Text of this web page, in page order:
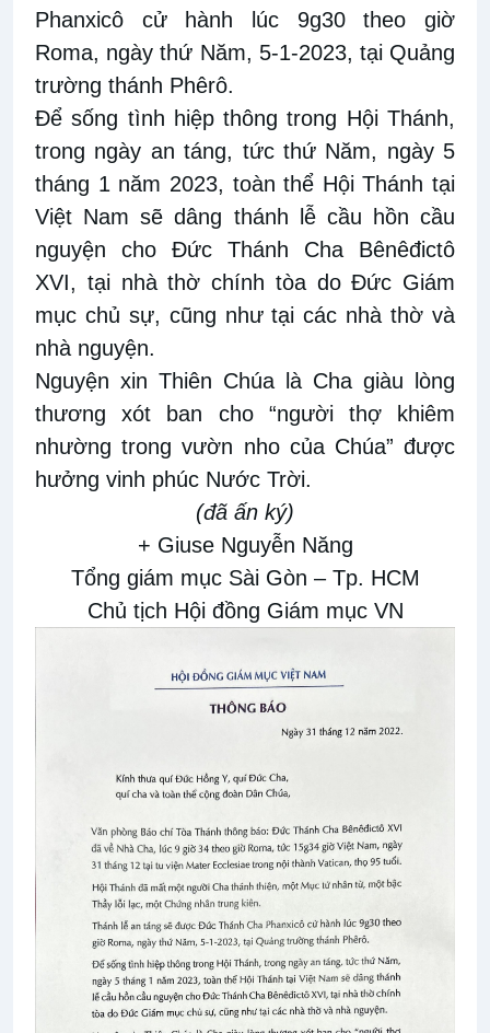
Phanxicô cử hành lúc 9g30 theo giờ
Roma, ngày thứ Năm, 5-1-2023, tại Quảng
trường thánh Phêrô.
Để sống tình hiệp thông trong Hội Thánh,
trong ngày an táng, tức thứ Năm, ngày5
tháng 1 năm 2023, toàn thể Hội Thánh tại
Việt Nam sẽ dâng thánh lễ cầu hồn cầu
nguyện cho Đức Thánh Cha Bênêđictô
XVI, tại nhà thờ chính tòa do Đức Giám
mục chủ sự, cũng như tại các nhà thờ và
nhà nguyện.
Nguyện xin Thiên Chúa là Cha giàu lòng
thương xót ban cho “người thợ khiêm
nhường trong vườn nho của Chúa” được
hưởng vinh phúc Nước Trời.
(đã ấn ký)
+ Giuse Nguyễn Năng
Tổng giám mục Sài Gòn – Tp. HCM
Chủ tịch Hội đồng Giám mục VN